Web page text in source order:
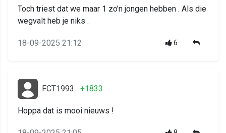
Toch triest dat we maar 1 zo’n jongen hebben . Als die
wegvalt heb je niks .
18-09-2025 21:12 6
FCT1993 +1833
Hoppa dat is mooi nieuws !